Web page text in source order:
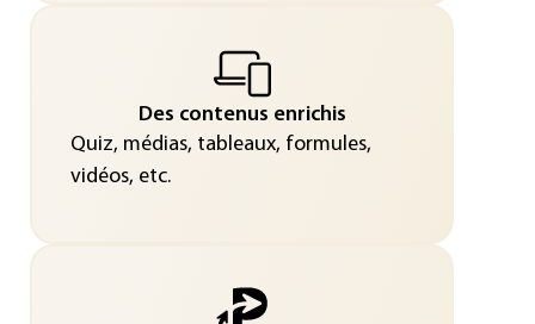
Des contenus enrichis
Quiz, médias, tableaux, formules,
vidéos, etc.